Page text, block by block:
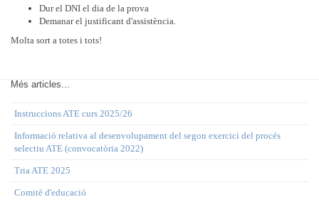
Dur el DNI el dia de la prova
Demanar el justificant d'assistència.
Molta sort a totes i tots!
Més articles...
Instruccions ATE curs 2025/26
Informació relativa al desenvolupament del segon exercici del procés
selectiu ATE (convocatòria 2022)
Tria ATE 2025
Comitè d'educació